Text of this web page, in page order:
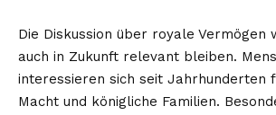
Die Diskussion über royale Vermögen
auch in Zukunft relevant bleiben.
interessieren sich seit Jahrhunderten
Macht und königliche Familien.